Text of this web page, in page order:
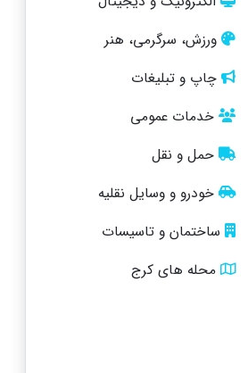
ورزش، سرگرمی، هنر
چاپ و تبلیغات
خدمات عمومی
حمل و نقل
خودرو و وسایل نقلیه
ساختمان و تاسیسات
محله های کرج